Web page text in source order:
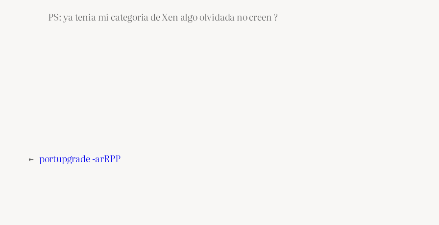
PS: ya tenia mi categoria de Xen algo olvidada no creen ?
← portupgrade -arRPP